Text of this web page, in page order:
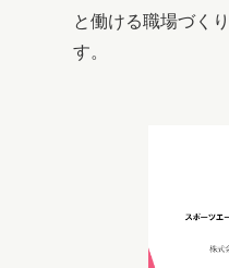
と働ける職場づく
す。